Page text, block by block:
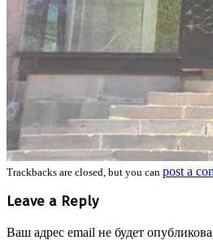
Trackbacks are closed, but you can post a
Leave a Reply
Ваш адрес email не будет